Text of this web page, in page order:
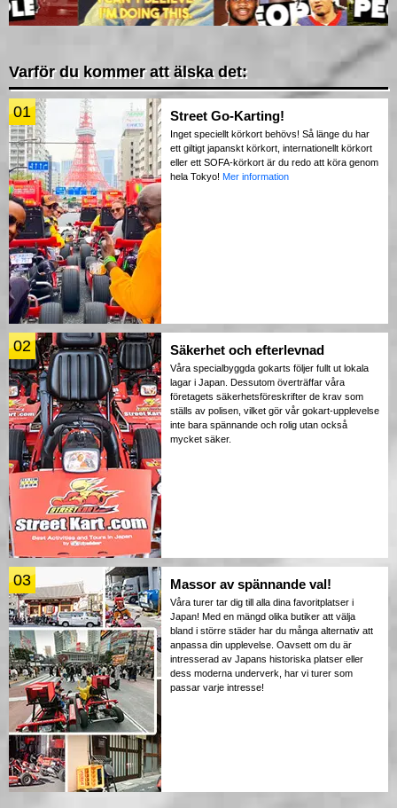
Varför du kommer att älska det:
01 Street Go-Karting!
Inget speciellt körkort behövs! Så länge du har
ett giltigt japanskt körkort, internationellt körkort
eller ett SOFA-körkort är du redo att köra genom
hela Tokyo! Mer information
02 Säkerhet och efterlevnad
Våra specialbyggda gokarts följer fullt ut lokala
lagar i Japan. Dessutom överträffar våra
företagets säkerhetsföreskrifter de krav som
ställs av polisen, vilket gör vår gokart-upplevelse
inte bara spännande och rolig utan också
mycket säker.
03 Massor av spännande val!
Våra turer tar dig till alla dina favoritplatser i
Japan! Med en mängd olika butiker att välja
bland i större städer har du många alternativ att
anpassa din upplevelse. Oavsett om du är
intresserad av Japans historiska platser eller
dess moderna underverk, har vi turer som
passar varje intresse!